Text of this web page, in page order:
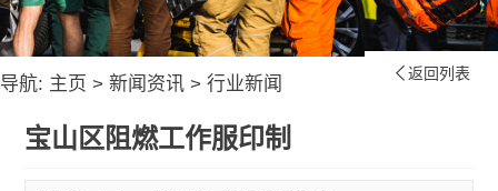
导航: 主页 > 新闻资讯 > 行业新闻  返回列表
宝山区阻燃工作服印制